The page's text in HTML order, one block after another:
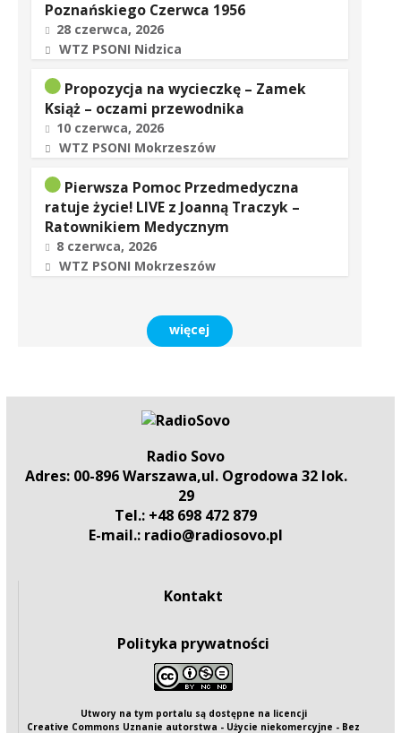
Poznańskiego Czerwca 1956
28 czerwca, 2026
WTZ PSONI Nidzica
Propozycja na wycieczkę – Zamek
Książ – oczami przewodnika
10 czerwca, 2026
WTZ PSONI Mokrzeszów
Pierwsza Pomoc Przedmedyczna
ratuje życie! LIVE z Joanną Traczyk –
Ratownikiem Medycznym
8 czerwca, 2026
WTZ PSONI Mokrzeszów
więcej
Radio Sovo
Adres: 00-896 Warszawa,ul. Ogrodowa 32 lok.
29
Tel.: +48 698 472 879
E-mail.: radio@radiosovo.pl
Kontakt
Polityka prywatności
Utwory na tym portalu są dostępne na licencji
Creative Commons Uznanie autorstwa - Użycie niekomercyjne - Bez